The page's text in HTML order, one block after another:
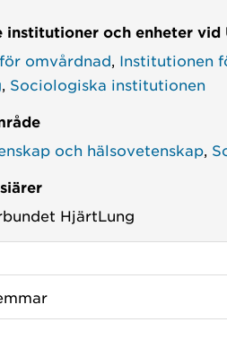
institutioner och enheter vid
omvårdnad Institutionen
Sociologiska institutionen
och hälsovetenskap
HjärtLung